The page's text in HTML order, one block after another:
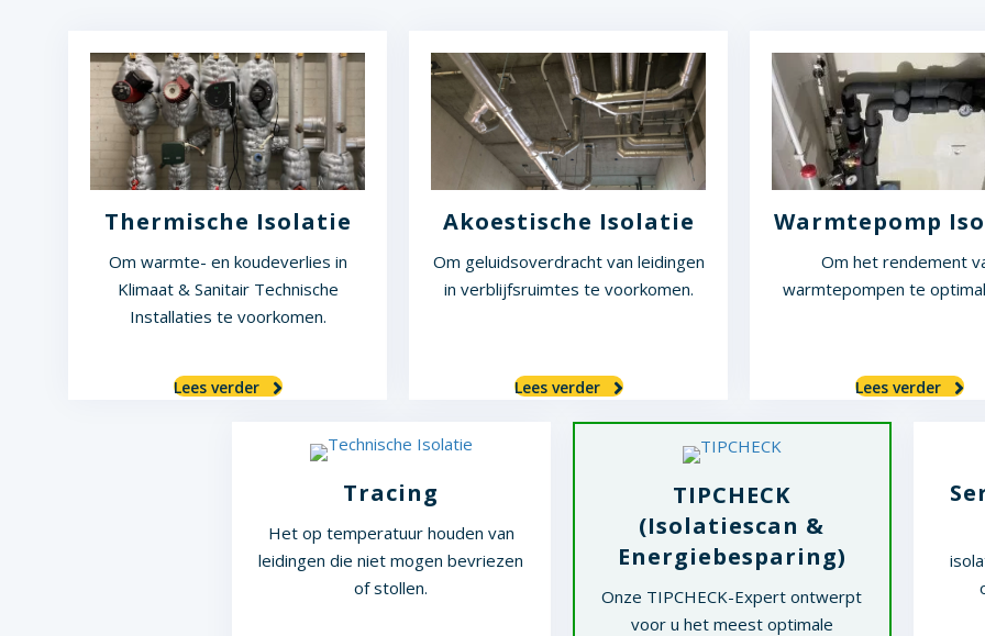
Thermische Isolatie
Om warmte- en koudeverlies in
Klimaat & Sanitair Technische
Installaties te voorkomen.
Lees verder
Akoestische Isolatie
Om geluidsoverdracht van leidingen
in verblijfsruimtes te voorkomen.
Lees verder
Warmtepomp
Om het rendement
warmtepompen te
Lees verder
Tracing
Het op temperatuur houden van
leidingen die niet mogen bevriezen
of stollen.
TIPCHECK
(Isolatiescan &
Energiebesparing)
Onze TIPCHECK-Expert ontwerpt
voor u het meest optimale